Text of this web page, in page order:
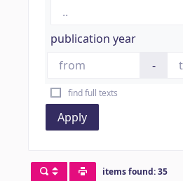
publication year
-
find full texts
Apply
items found: 35